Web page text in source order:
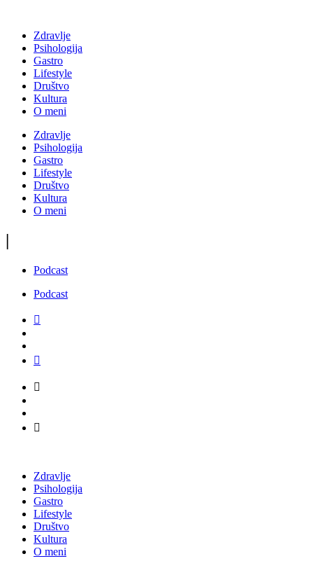
Zdravlje
Psihologija
Gastro
Lifestyle
Društvo
Kultura
O meni
Zdravlje
Psihologija
Gastro
Lifestyle
Društvo
Kultura
O meni
|
Podcast
Podcast
Zdravlje
Psihologija
Gastro
Lifestyle
Društvo
Kultura
O meni